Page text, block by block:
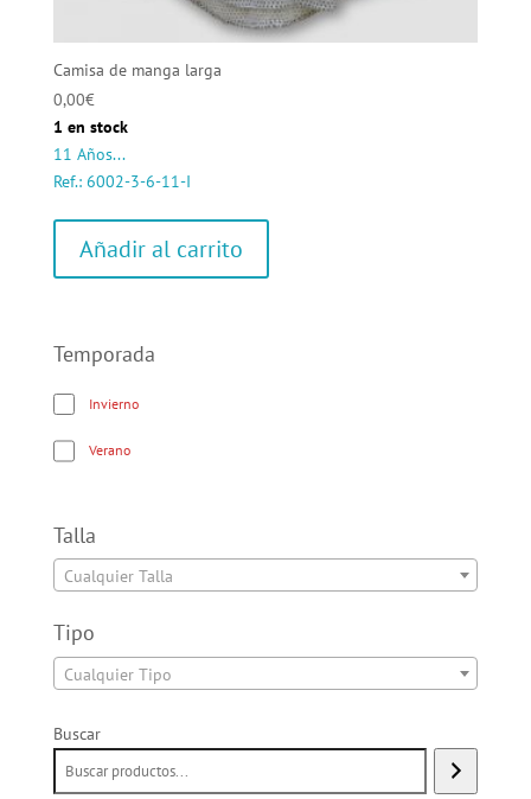
Camisa de manga larga
0,00€
1 en stock
11 Años...
Ref.: 6002-3-6-11-I
Añadir al carrito
Temporada
Invierno
Verano
Talla
Cualquier Talla
Tipo
Cualquier Tipo
Buscar